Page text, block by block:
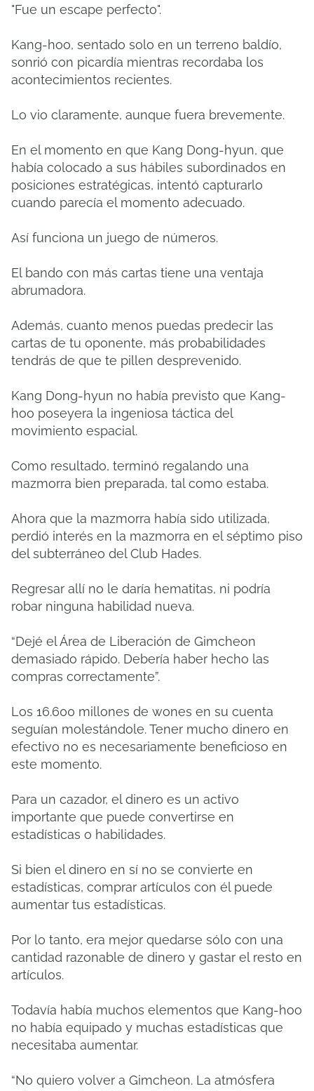
"Fue un escape perfecto".
Kang-hoo, sentado solo en un terreno baldío,
sonrió con picardía mientras recordaba los
acontecimientos recientes.
Lo vio claramente, aunque fuera brevemente.
En el momento en que Kang Dong-hyun, que
había colocado a sus hábiles subordinados en
posiciones estratégicas, intentó capturarlo
cuando parecía el momento adecuado.
Así funciona un juego de números.
El bando con más cartas tiene una ventaja
abrumadora.
Además, cuanto menos puedas predecir las
cartas de tu oponente, más probabilidades
tendrás de que te pillen desprevenido.
Kang Dong-hyun no había previsto que Kang-
hoo poseyera la ingeniosa táctica del
movimiento espacial.
Como resultado, terminó regalando una
mazmorra bien preparada, tal como estaba.
Ahora que la mazmorra había sido utilizada,
perdió interés en la mazmorra en el séptimo piso
del subterráneo del Club Hades.
Regresar allí no le daría hematitas, ni podría
robar ninguna habilidad nueva.
“Dejé el Área de Liberación de Gimcheon
demasiado rápido. Debería haber hecho las
compras correctamente”.
Los 16.600 millones de wones en su cuenta
seguían molestándole. Tener mucho dinero en
efectivo no es necesariamente beneficioso en
este momento.
Para un cazador, el dinero es un activo
importante que puede convertirse en
estadísticas o habilidades.
Si bien el dinero en sí no se convierte en
estadísticas, comprar artículos con él puede
aumentar tus estadísticas.
Por lo tanto, era mejor quedarse sólo con una
cantidad razonable de dinero y gastar el resto en
artículos.
Todavía había muchos elementos que Kang-hoo
no había equipado y muchas estadísticas que
necesitaba aumentar.
“No quiero volver a Gimcheon. La atmósfera